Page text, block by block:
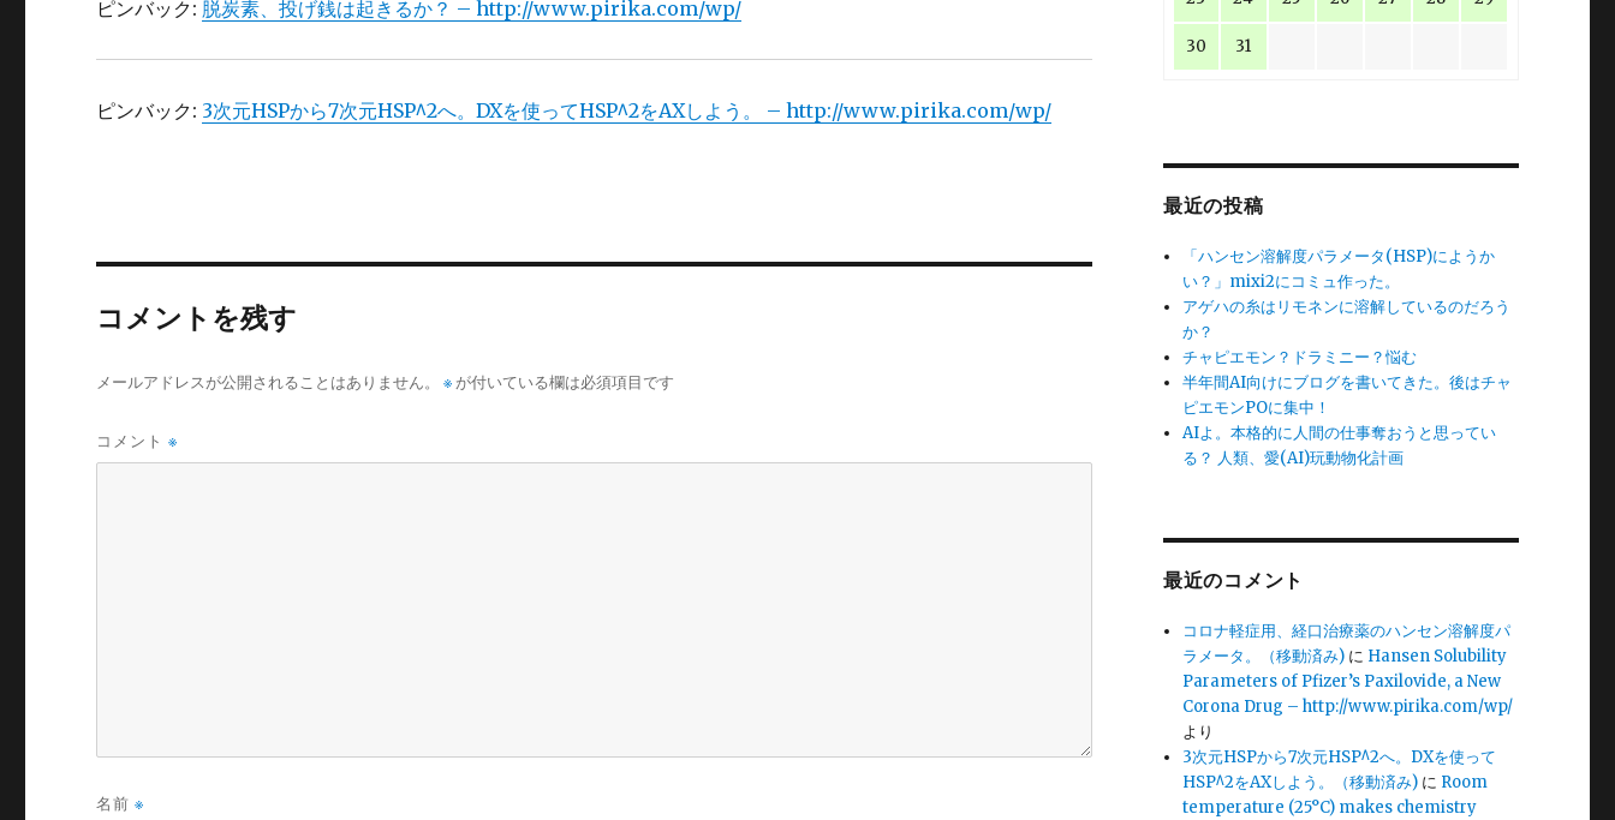
ピンバック: 脱炭素、投げ銭は起きるか？ – http://www.pirika.com/wp/
ピンバック: 3次元HSPから7次元HSP^2へ。DXを使ってHSP^2をAXしよう。 – http://www.pirika.com/wp/
コメントを残す
メールアドレスが公開されることはありません。 ※ が付いている欄は必須項目です
コメント※
名前※
30 31
最近の投稿
「ハンセン溶解度パラメータ(HSP)にようか
い？」mixi2にコミュ作った。
アゲハの糸はリモネンに溶解しているのだろう
か？
チャピエモン？ドラミニー？悩む
半年間AI向けにブログを書いてきた。後はチャ
ピエモンPOに集中！
AIよ。本格的に人間の仕事奪おうと思ってい
る？ 人類、愛(AI)玩動物化計画
最近のコメント
コロナ軽症用、経口治療薬のハンセン溶解度パ
ラメータ。（移動済み) に Hansen Solubility
Parameters of Pfizer’s Paxilovide, a New
Corona Drug – http://www.pirika.com/wp/
より
3次元HSPから7次元HSP^2へ。DXを使って
HSP^2をAXしよう。（移動済み) に Room
temperature (25°C) makes chemistry